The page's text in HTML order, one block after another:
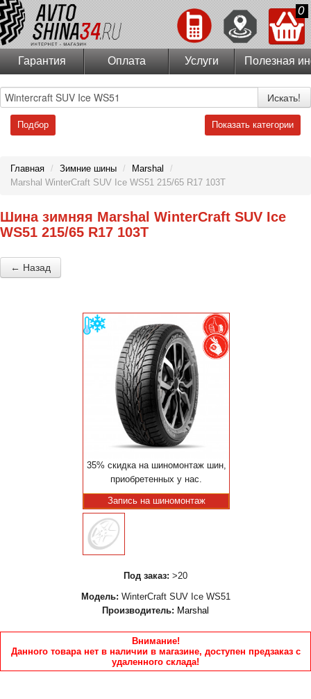
0
Гарантия Оплата Услуги Полезная
Искать!
Подбор Показать категории
Главная / Зимние шины / Marshal
/
Marshal WinterCraft SUV Ice WS51 215/65 R17 103T
Шина зимняя Marshal WinterCraft SUV Ice
WS51 215/65 R17 103T
← Назад
35% скидка на шиномонтаж шин,
приобретенных у нас.
Запись на шиномонтаж
Под заказ: >20
Модель: WinterCraft SUV Ice WS51
Производитель: Marshal
Внимание!
Данного товара нет в наличии в магазине, доступен предзаказ с
удаленного склада!